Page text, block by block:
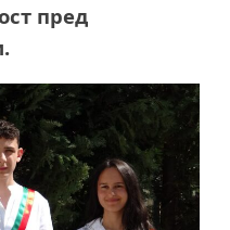
пред